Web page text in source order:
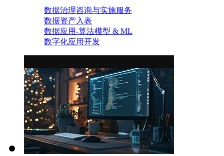
数据治理咨询与实施服务
数据资产入表
数据应用-算法模型 & ML
数字化应用开发